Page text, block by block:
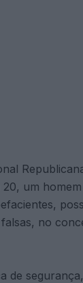
um
falsas, no
de